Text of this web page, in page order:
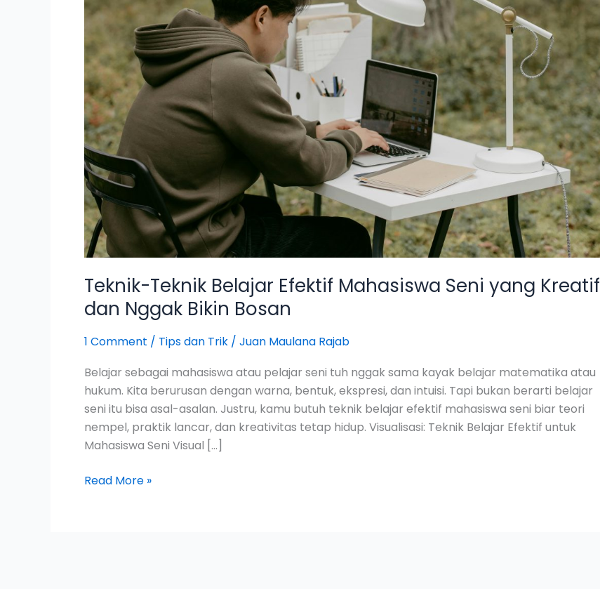
Teknik-Teknik Belajar Efektif Mahasiswa Seni yang Kreatif
dan Nggak Bikin Bosan
1 Comment / Tips dan Trik / Juan Maulana Rajab
Belajar sebagai mahasiswa atau pelajar seni tuh nggak sama kayak belajar matematika atau
hukum. Kita berurusan dengan warna, bentuk, ekspresi, dan intuisi. Tapi bukan berarti belajar
seni itu bisa asal-asalan. Justru, kamu butuh teknik belajar efektif mahasiswa seni biar teori
nempel, praktik lancar, dan kreativitas tetap hidup. Visualisasi: Teknik Belajar Efektif untuk
Mahasiswa Seni Visual […]
Seni
yang
Kreatif
dan
Nggak
Bikin
Bosan
Read More »